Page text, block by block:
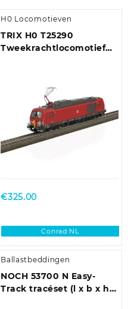
H0 Locomotieven
TRIX H0 T25290
Tweekrachtlocomotief
€325.00
Conrad NL
Ballastbeddingen
NOCH 53700 N Easy-
Track tracéset (l x b x h)